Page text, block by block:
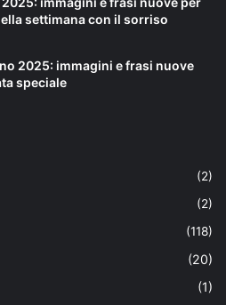
settimana con il sorriso
2025: immagini e frasi nuove
speciale
(2)
(2)
(118)
(20)
(1)